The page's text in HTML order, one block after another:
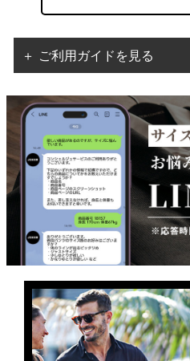
＋ ご利用ガイドを見る